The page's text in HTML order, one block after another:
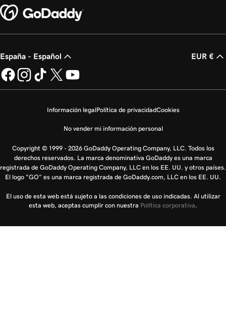
España - Español EUR €
Información legalPolítica de privacidadCookies
No vender mi información personal
Copyright © 1999 - 2026 GoDaddy Operating Company, LLC. Todos los
derechos reservados. La marca denominativa GoDaddy es una marca
registrada de GoDaddy Operating Company, LLC en los EE. UU. y otros países.
El logo "GO" es una marca registrada de GoDaddy.com, LLC en los EE. UU.
El uso de esta web está sujeto a las condiciones de uso indicadas. Al utilizar
esta web, aceptas cumplir con nuestra Política corporativa.